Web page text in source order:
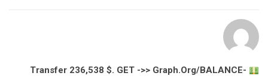
Transfer 236,538 $. GET ->> Graph.org/BALANCE-